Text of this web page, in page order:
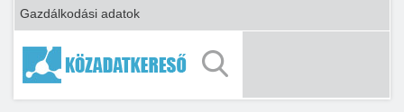
Gazdálkodási adatok